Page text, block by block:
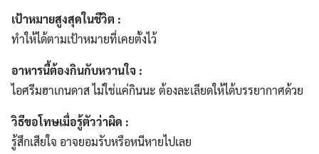
เป้าหมายสูงสุดในชีวิต :
ทำให้ได้ตามเป้าหมายที่เคยตั้งไว้
อาหารนี้ต้องกินกับหวานใจ :
ไอศรีมฮาเกนดาส ไม่ใช่แค่กินนะ ต้องละเลียดให้ได้บรรยากาศด้วย
วิธีขอโทษเมื่อรู้ตัวว่าผิด :
รู้สึกเสียใจ อาจยอมรับหรือหนีหายไปเลย